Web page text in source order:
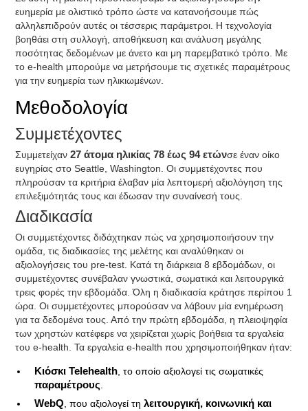
ευημερία με ολιστικό τρόπο ώστε να κατανοήσουμε πώς
αλληλεπιδρούν αυτές οι τέσσερις παράμετροι. Η τεχνολογία
βοηθάει στη συλλογή, αποθήκευση και ανάλυση μεγάλης
ποσότητας δεδομένων με άνετο και μη παρεμβατικό τρόπο. Με
το e-health μπορούμε να μετρήσουμε τις σχετικές παραμέτρους
για την ευημερία των ηλικιωμένων.
Μεθοδολογία
Συμμετέχοντες
Συμμετείχαν27 άτομα ηλικίας 78 έως 94 ετώνσε έναν οίκο
ευγηρίας στο Seattle, Washington. Οι συμμετέχοντες που
πληρούσαν τα κριτήρια έλαβαν μία λεπτομερή αξιολόγηση της
επιλεξιμότητάς τους και έδωσαν την συναίνεσή τους.
Διαδικασία
Οι συμμετέχοντες διδάχτηκαν πώς να χρησιμοποιήσουν την
ομάδα, τις διαδικασίες της μελέτης και αναλύθηκαν οι
αξιολογήσεις του pre-test. Κατά τη διάρκεια 8 εβδομάδων, οι
συμμετέχοντες συνέβαλαν γνωστικά, σωματικά και λειτουργικά
τρεις φορές την εβδομάδα. Όλη η διαδικασία κράτησε περίπου 1
ώρα. Οι συμμετέχοντες μπορούσαν να λάβουν μία ενημέρωση
για τα δεδομένα τους. Από την πρώτη εβδομάδα, η πλειοψηφία
των χρηστών κατέφερε να χειρίζεται χωρίς βοήθεια τα εργαλεία
του e-health. Τα εργαλεία e-health που χρησιμοποιήθηκαν ήταν:
Κιόσκι Telehealth , το οποίο αξιολογεί τις σωματικές
παραμέτρους
WebQ , που αξιολογεί τηλειτουργική, κοινωνική και